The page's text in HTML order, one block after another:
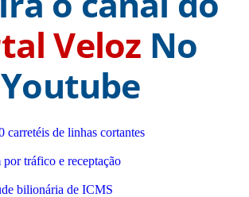
Veloz No
Youtube
carretéis de linhas cortantes
tráfico e receptação
bilionária de ICMS